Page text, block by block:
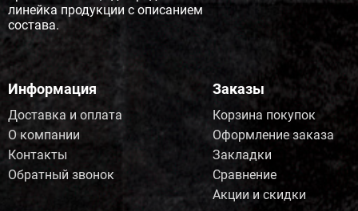
линейка продукции с описанием
состава.
Информация
Доставка и оплата
О компании
Контакты
Обратный звонок
Заказы
Корзина покупок
Оформление заказа
Закладки
Сравнение
Акции и скидки